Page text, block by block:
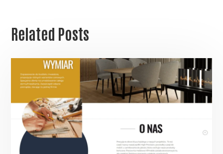
Related Posts